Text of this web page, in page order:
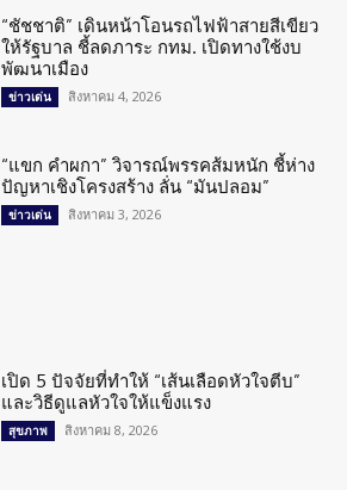
“ชัชชาติ” เดินหน้าโอนรถไฟฟ้าสายสีเขียว
ให้รัฐบาล ชี้ลดภาระ กทม. เปิดทางใช้งบ
พัฒนาเมือง
ข่าวเด่น สิงหาคม 4, 2026
“แขก คำผกา” วิจารณ์พรรคส้มหนัก ชี้ห่าง
ปัญหาเชิงโครงสร้าง ลั่น “มันปลอม”
ข่าวเด่น สิงหาคม 3, 2026
เปิด 5 ปัจจัยที่ทำให้ “เส้นเลือดหัวใจตีบ”
และวิธีดูแลหัวใจให้แข็งแรง
สุขภาพ สิงหาคม 8, 2026